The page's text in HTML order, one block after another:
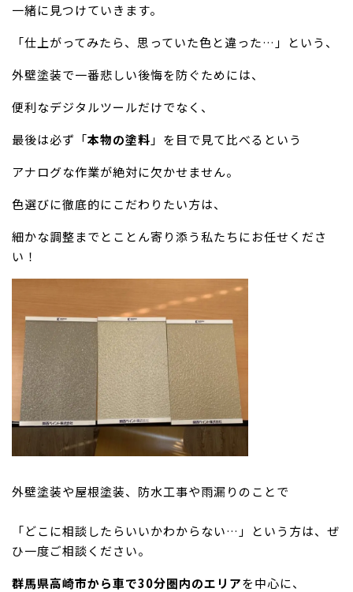
一緒に見つけていきます。
「仕上がってみたら、思っていた色と違った…」という、
外壁塗装で一番悲しい後悔を防ぐためには、
便利なデジタルツールだけでなく、
最後は必ず「本物の塗料 」を目で見て比べるという
アナログな作業が絶対に欠かせません。
色選びに徹底的にこだわりたい方は、
細かな調整までとことん寄り添う私たちにお任せくださ
い！
外壁塗装や屋根塗装、防水工事や雨漏りのことで
「どこに相談したらいいかわからない…」という方は、ぜ
ひ一度ご相談ください。
群馬県高崎市から車で30分圏内のエリアを中心に、